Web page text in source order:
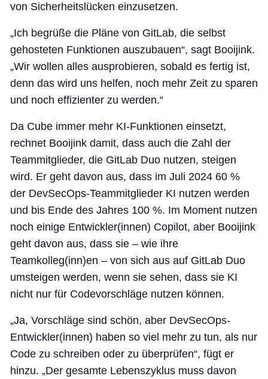
von Sicherheitslücken einzusetzen.
„Ich begrüße die Pläne von GitLab, die selbst
gehosteten Funktionen auszubauen“, sagt Booijink.
„Wir wollen alles ausprobieren, sobald es fertig ist,
denn das wird uns helfen, noch mehr Zeit zu sparen
und noch effizienter zu werden.“
Da Cube immer mehr KI-Funktionen einsetzt,
rechnet Booijink damit, dass auch die Zahl der
Teammitglieder, die GitLab Duo nutzen, steigen
wird. Er geht davon aus, dass im Juli 2024 60 %
der DevSecOps-Teammitglieder KI nutzen werden
und bis Ende des Jahres 100 %. Im Moment nutzen
noch einige Entwickler(innen) Copilot, aber Booijink
geht davon aus, dass sie – wie ihre
Teamkolleg(inn)en – von sich aus auf GitLab Duo
umsteigen werden, wenn sie sehen, dass sie KI
nicht nur für Codevorschläge nutzen können.
„Ja, Vorschläge sind schön, aber DevSecOps-
Entwickler(innen) haben so viel mehr zu tun, als nur
Code zu schreiben oder zu überprüfen“, fügt er
hinzu. „Der gesamte Lebenszyklus muss davon